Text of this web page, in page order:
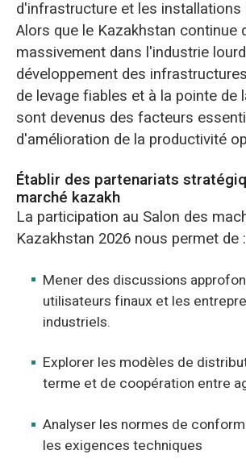
d'infrastructure et les installations
Alors que le Kazakhstan continue
massivement dans l'industrie
développement des
de levage fiables et à la pointe de
sont devenus des facteurs
d'amélioration de la productivité
Établir des partenariats
marché kazakh
La participation au Salon des
Kazakhstan 2026 nous permet de :
Mener des discussions
utilisateurs finaux et les
industriels.
Explorer les modèles de
terme et de coopération entre
Analyser les normes de
les exigences techniques